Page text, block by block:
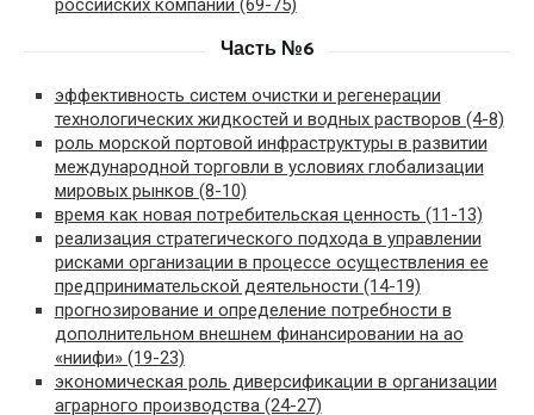
российских компаний (69-75)
Часть №6
эффективность систем очистки и регенерации
технологических жидкостей и водных растворов (4-8)
роль морской портовой инфраструктуры в развитии
международной торговли в условиях глобализации
мировых рынков (8-10)
время как новая потребительская ценность (11-13)
реализация стратегического подхода в управлении
рисками организации в процессе осуществления ее
предпринимательской деятельности (14-19)
прогнозирование и определение потребности в
дополнительном внешнем финансировании на ао
«ниифи» (19-23)
экономическая роль диверсификации в организации
аграрного производства (24-27)